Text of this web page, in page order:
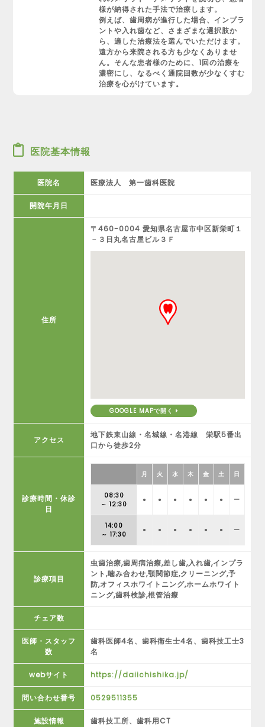
様が納得された手法で治療します。
例えば、歯周病が進行した場合、インプラ
ントや入れ歯など、さまざまな選択肢か
ら、適した治療法を選んでいただけます。
遠方から来院される方も少なくありませ
ん。そんな患者様のために、1回の治療を
濃密にし、なるべく通院回数が少なくすむ
治療を心がけています。
医院基本情報
医院名 医療法人 第一歯科医院
開院年月日
住所
〒460-0004 愛知県名古屋市中区新栄町１
－３日丸名古屋ビル３Ｆ
GOOGLE MAPで開く
アクセス
地下鉄東山線・名城線・名港線 栄駅5番出
口から徒歩2分
診療時間・休診
日
月 火 水 木 金 土 日
08:30
～ 12:30
● ● ● ● ● ● ー
14:00
～ 17:30
● ● ● ● ● ● ー
診療項目
虫歯治療,歯周病治療,差し歯,入れ歯,インプラ
ント,噛み合わせ,顎関節症,クリーニング,予
防,オフィスホワイトニング,ホームホワイト
ニング,歯科検診,根管治療
チェア数
医師・スタッフ
数
歯科医師4名、歯科衛生士4名、歯科技工士3
名
webサイト https://daiichishika.jp/
問い合わせ番号 0529511355
施設情報 歯科技工所、歯科用CT